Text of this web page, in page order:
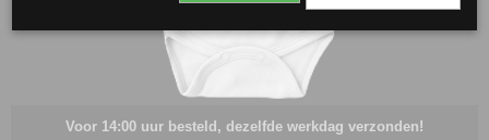
Voor 14:00 uur besteld, dezelfde werkdag verzonden!